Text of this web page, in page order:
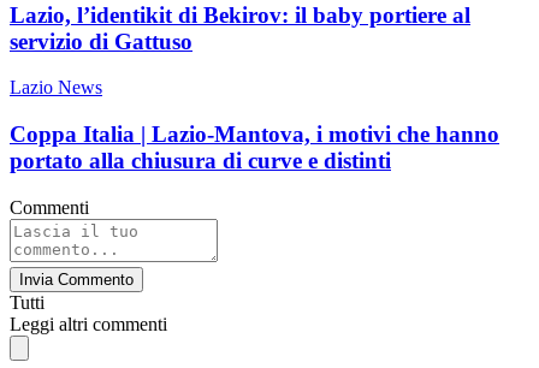
Lazio, l’identikit di Bekirov: il baby portiere al
servizio di Gattuso
Lazio News
Coppa Italia | Lazio-Mantova, i motivi che hanno
portato alla chiusura di curve e distinti
Commenti
Invia Commento
Tutti
Leggi altri commenti